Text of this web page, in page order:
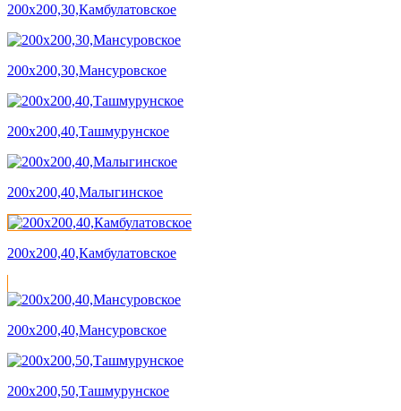
200х200,30,Камбулатовское
200х200,30,Мансуровское
200х200,40,Ташмурунское
200х200,40,Малыгинское
200х200,40,Камбулатовское
200х200,40,Мансуровское
200х200,50,Ташмурунское